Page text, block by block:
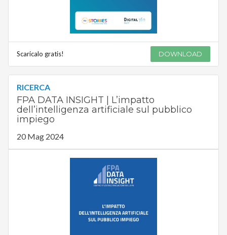
Scaricalo gratis! DOWNLOAD
RICERCA
FPA DATA INSIGHT | L’impatto
dell’intelligenza artificiale sul pubblico
impiego
20 Mag 2024